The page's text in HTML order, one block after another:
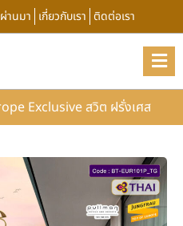
านมา เกี่ยวกับเรา ติดต่อเรา
Exclusive สวิต ฝรั่งเศส